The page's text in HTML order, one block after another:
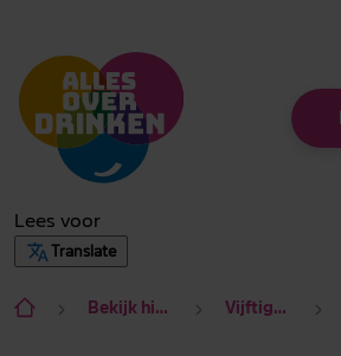
Lees voor
Translate
Bekijk hier alle onderwerpen Vijftigplus Fit en gezond